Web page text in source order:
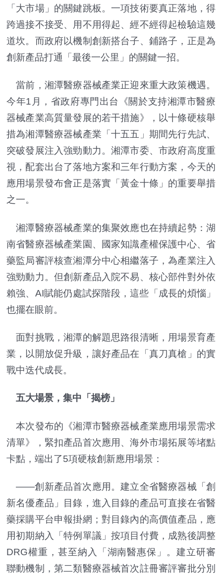
「大市場」的關鍵跳板。一項技術要真正落地，得
跨過接不接受、用不用得起、經不經得起檢驗這幾
道坎。而政府以機制創新搭台子、鋪路子，正是為
創新產品打通「最後一公里」的關鍵一招。
當前，湘潭醫療器械產業正迎來重大政策機遇。
今年1月，省政府專門出台《關於支持湘潭市醫療
器械產業高質量發展的若干措施》，以十條硬核舉
措為湘潭醫療器械產業「十五五」期間先行先試、
突破發展注入強勁動力。湘潭市委、市政府高度重
視，配套出台了落地方案和三年行動方案，今天的
應用場景發布會正是落實「黃金十條」的重要舉措
之一。
湘潭醫療器械產業的集聚效應也在持續起勢：湖
南省醫療器械產業園、國家知識產權保護中心、省
藥監局審評核查湘潭分中心相繼落子，為產業注入
強勁動力。但創新產品入院不易、核心部件對外依
賴強、AI賦能仍處試探階段，這些「成長的煩惱」
也擺在眼前。
面對挑戰，湘潭的解題思路很清晰，用場景育產
業，以開放促升級，讓好產品在「真刀真槍」的實
戰中迭代成長。
五大場景，集中「揭榜」
本次發布的《湘潭市醫療器械產業應用場景需求
清單》，緊扣產品首次應用、海外市場拓展等堵點
卡點，端出了5項硬核創新應用場景：
——創新產品首次應用。建立全省醫療器械「創
新名優產品」目錄，進入目錄的產品可直接在省醫
藥採購平台申報掛網；對目錄內的高價值產品，應
用初期納入「特例單議」按項目付費，成熟後調整
DRG權重，甚至納入「湖南醫惠保」。建立研審
聯動機制，第二類醫療器械首次註冊審評審批分別